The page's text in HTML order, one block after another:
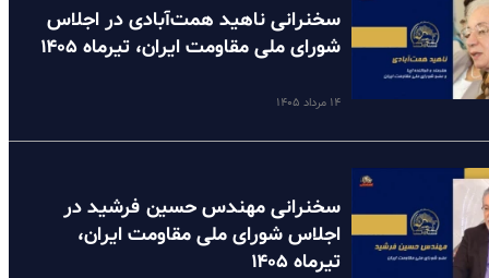
سخنرانی ناهید همت‌آبادی در اجلاس
شورای ملی مقاومت ایران، تیرماه ۱۴۰۵
۱۴ مرداد ۱۴۰۵
سخنرانی مهندس حسین فرشید در
اجلاس شورای ملی مقاومت ایران،
تیرماه ۱۴۰۵